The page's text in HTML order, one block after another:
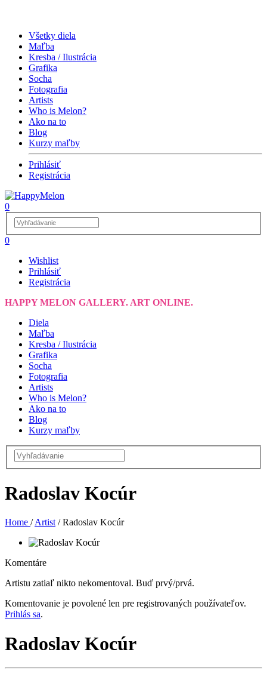
Všetky diela
Maľba
Kresba / Ilustrácia
Grafika
Socha
Fotografia
Artists
Who is Melon?
Ako na to
Blog
Kurzy maľby
Prihlásiť
Registrácia
0
0
Wishlist
Prihlásiť
Registrácia
HAPPY MELON GALLERY. ART ONLINE.
Diela
Maľba
Kresba / Ilustrácia
Grafika
Socha
Fotografia
Artists
Who is Melon?
Ako na to
Blog
Kurzy maľby
Radoslav Kocúr
Home / Artist /Radoslav Kocúr
Komentáre
Artistu zatiaľ nikto nekomentoval. Buď prvý/prvá.
Komentovanie je povolené len pre registrovaných používateľov.
Prihlás sa.
Radoslav Kocúr